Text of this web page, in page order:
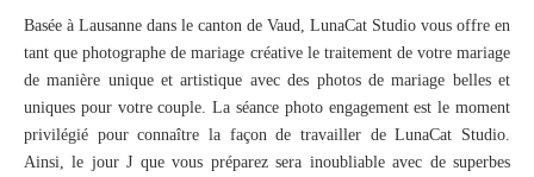
Basée à Lausanne dans le canton de Vaud, LunaCat Studio vous offre en
tant que photographe de mariage créative le traitement de votre mariage
de manière unique et artistique avec des photos de mariage belles et
uniques pour votre couple. La séance photo engagement est le moment
privilégié pour connaître la façon de travailler de LunaCat Studio.
Ainsi, le jour J que vous préparez sera inoubliable avec de superbes